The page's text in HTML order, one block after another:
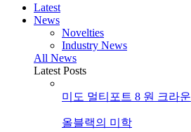
Latest
News
Novelties
Industry News
All News
Latest Posts
미도 멀티포트 8 원 크라운
올블랙의 미학